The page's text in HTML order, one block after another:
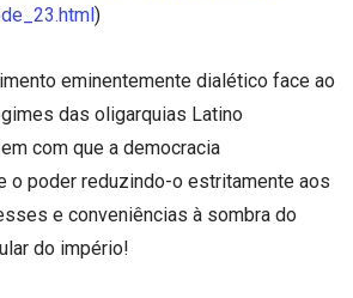
)
eminentemente dialético face ao
das oligarquias Latino
com que a democracia
o poder reduzindo-o estritamente aos
e conveniências à sombra do
do império!